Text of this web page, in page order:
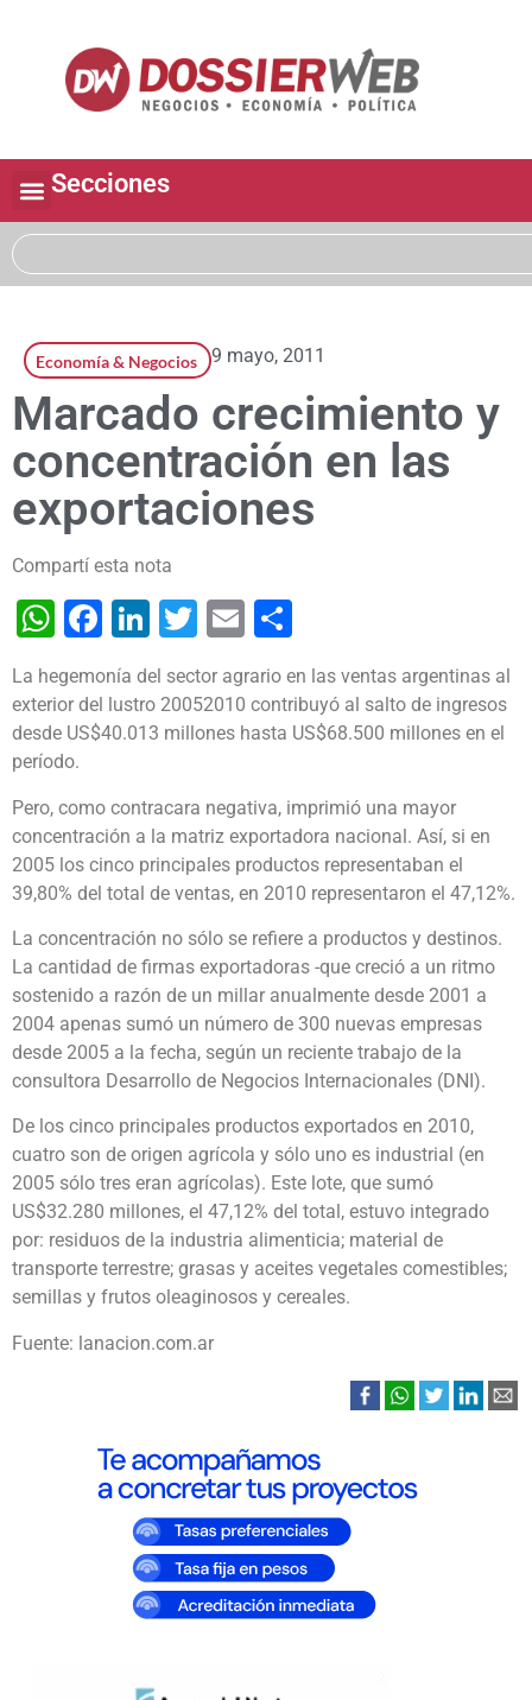
Secciones
Economía & Negocios 9 mayo, 2011
Marcado crecimiento y
concentración en las
exportaciones
Compartí esta nota
WhatsApp
Facebook
LinkedIn
Twitter
Email
La hegemonía del sector agrario en las ventas argentinas al
exterior del lustro 20052010 contribuyó al salto de ingresos
desde US$40.013 millones hasta US$68.500 millones en el
período.
Pero, como contracara negativa, imprimió una mayor
concentración a la matriz exportadora nacional. Así, si en
2005 los cinco principales productos representaban el
39,80% del total de ventas, en 2010 representaron el 47,12%.
La concentración no sólo se refiere a productos y destinos.
La cantidad de firmas exportadoras -que creció a un ritmo
sostenido a razón de un millar anualmente desde 2001 a
2004 apenas sumó un número de 300 nuevas empresas
desde 2005 a la fecha, según un reciente trabajo de la
consultora Desarrollo de Negocios Internacionales (DNI).
De los cinco principales productos exportados en 2010,
cuatro son de origen agrícola y sólo uno es industrial (en
2005 sólo tres eran agrícolas). Este lote, que sumó
US$32.280 millones, el 47,12% del total, estuvo integrado
por: residuos de la industria alimenticia; material de
transporte terrestre; grasas y aceites vegetales comestibles;
semillas y frutos oleaginosos y cereales.
Fuente: lanacion.com.ar